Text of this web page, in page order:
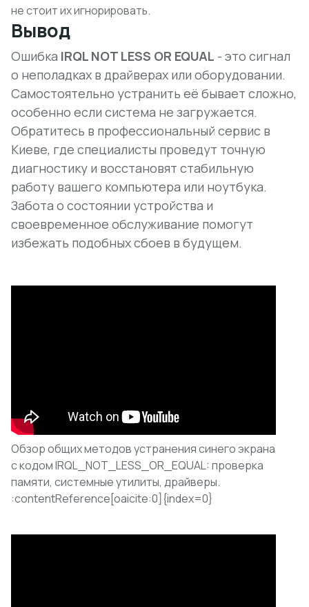
не стоит их игнорировать.
Вывод
Ошибка IRQL NOT LESS OR EQUAL - это сигнал
о неполадках в драйверах или оборудовании.
Самостоятельно устранить её бывает сложно,
особенно если система не загружается.
Обратитесь в профессиональный сервис в
Киеве, где специалисты проведут точную
диагностику и восстановят стабильную
работу вашего компьютера или ноутбука.
Забота о состоянии устройства и
своевременное обслуживание помогут
избежать подобных сбоев в будущем.
Обзор общих методов устранения синего экрана
с кодом IRQL_NOT_LESS_OR_EQUAL: проверка
памяти, системные утилиты, драйверы.
:contentReference[oaicite:0]{index=0}